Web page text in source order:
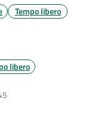
Tempo libero
libero